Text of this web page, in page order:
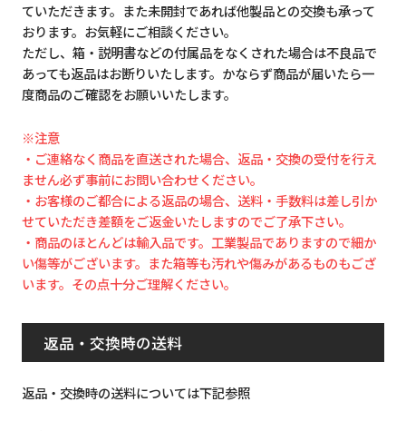
ていただきます。また未開封であれば他製品との交換も承って
おります。お気軽にご相談ください。
ただし、箱・説明書などの付属品をなくされた場合は不良品で
あっても返品はお断りいたします。かならず商品が届いたら一
度商品のご確認をお願いいたします。
※注意
・ご連絡なく商品を直送された場合、返品・交換の受付を行え
ません必ず事前にお問い合わせください。
・お客様のご都合による返品の場合、送料・手数料は差し引か
せていただき差額をご返金いたしますのでご了承下さい。
・商品のほとんどは輸入品です。工業製品でありますので細か
い傷等がございます。また箱等も汚れや傷みがあるものもござ
います。その点十分ご理解ください。
返品・交換時の送料
返品・交換時の送料については下記参照